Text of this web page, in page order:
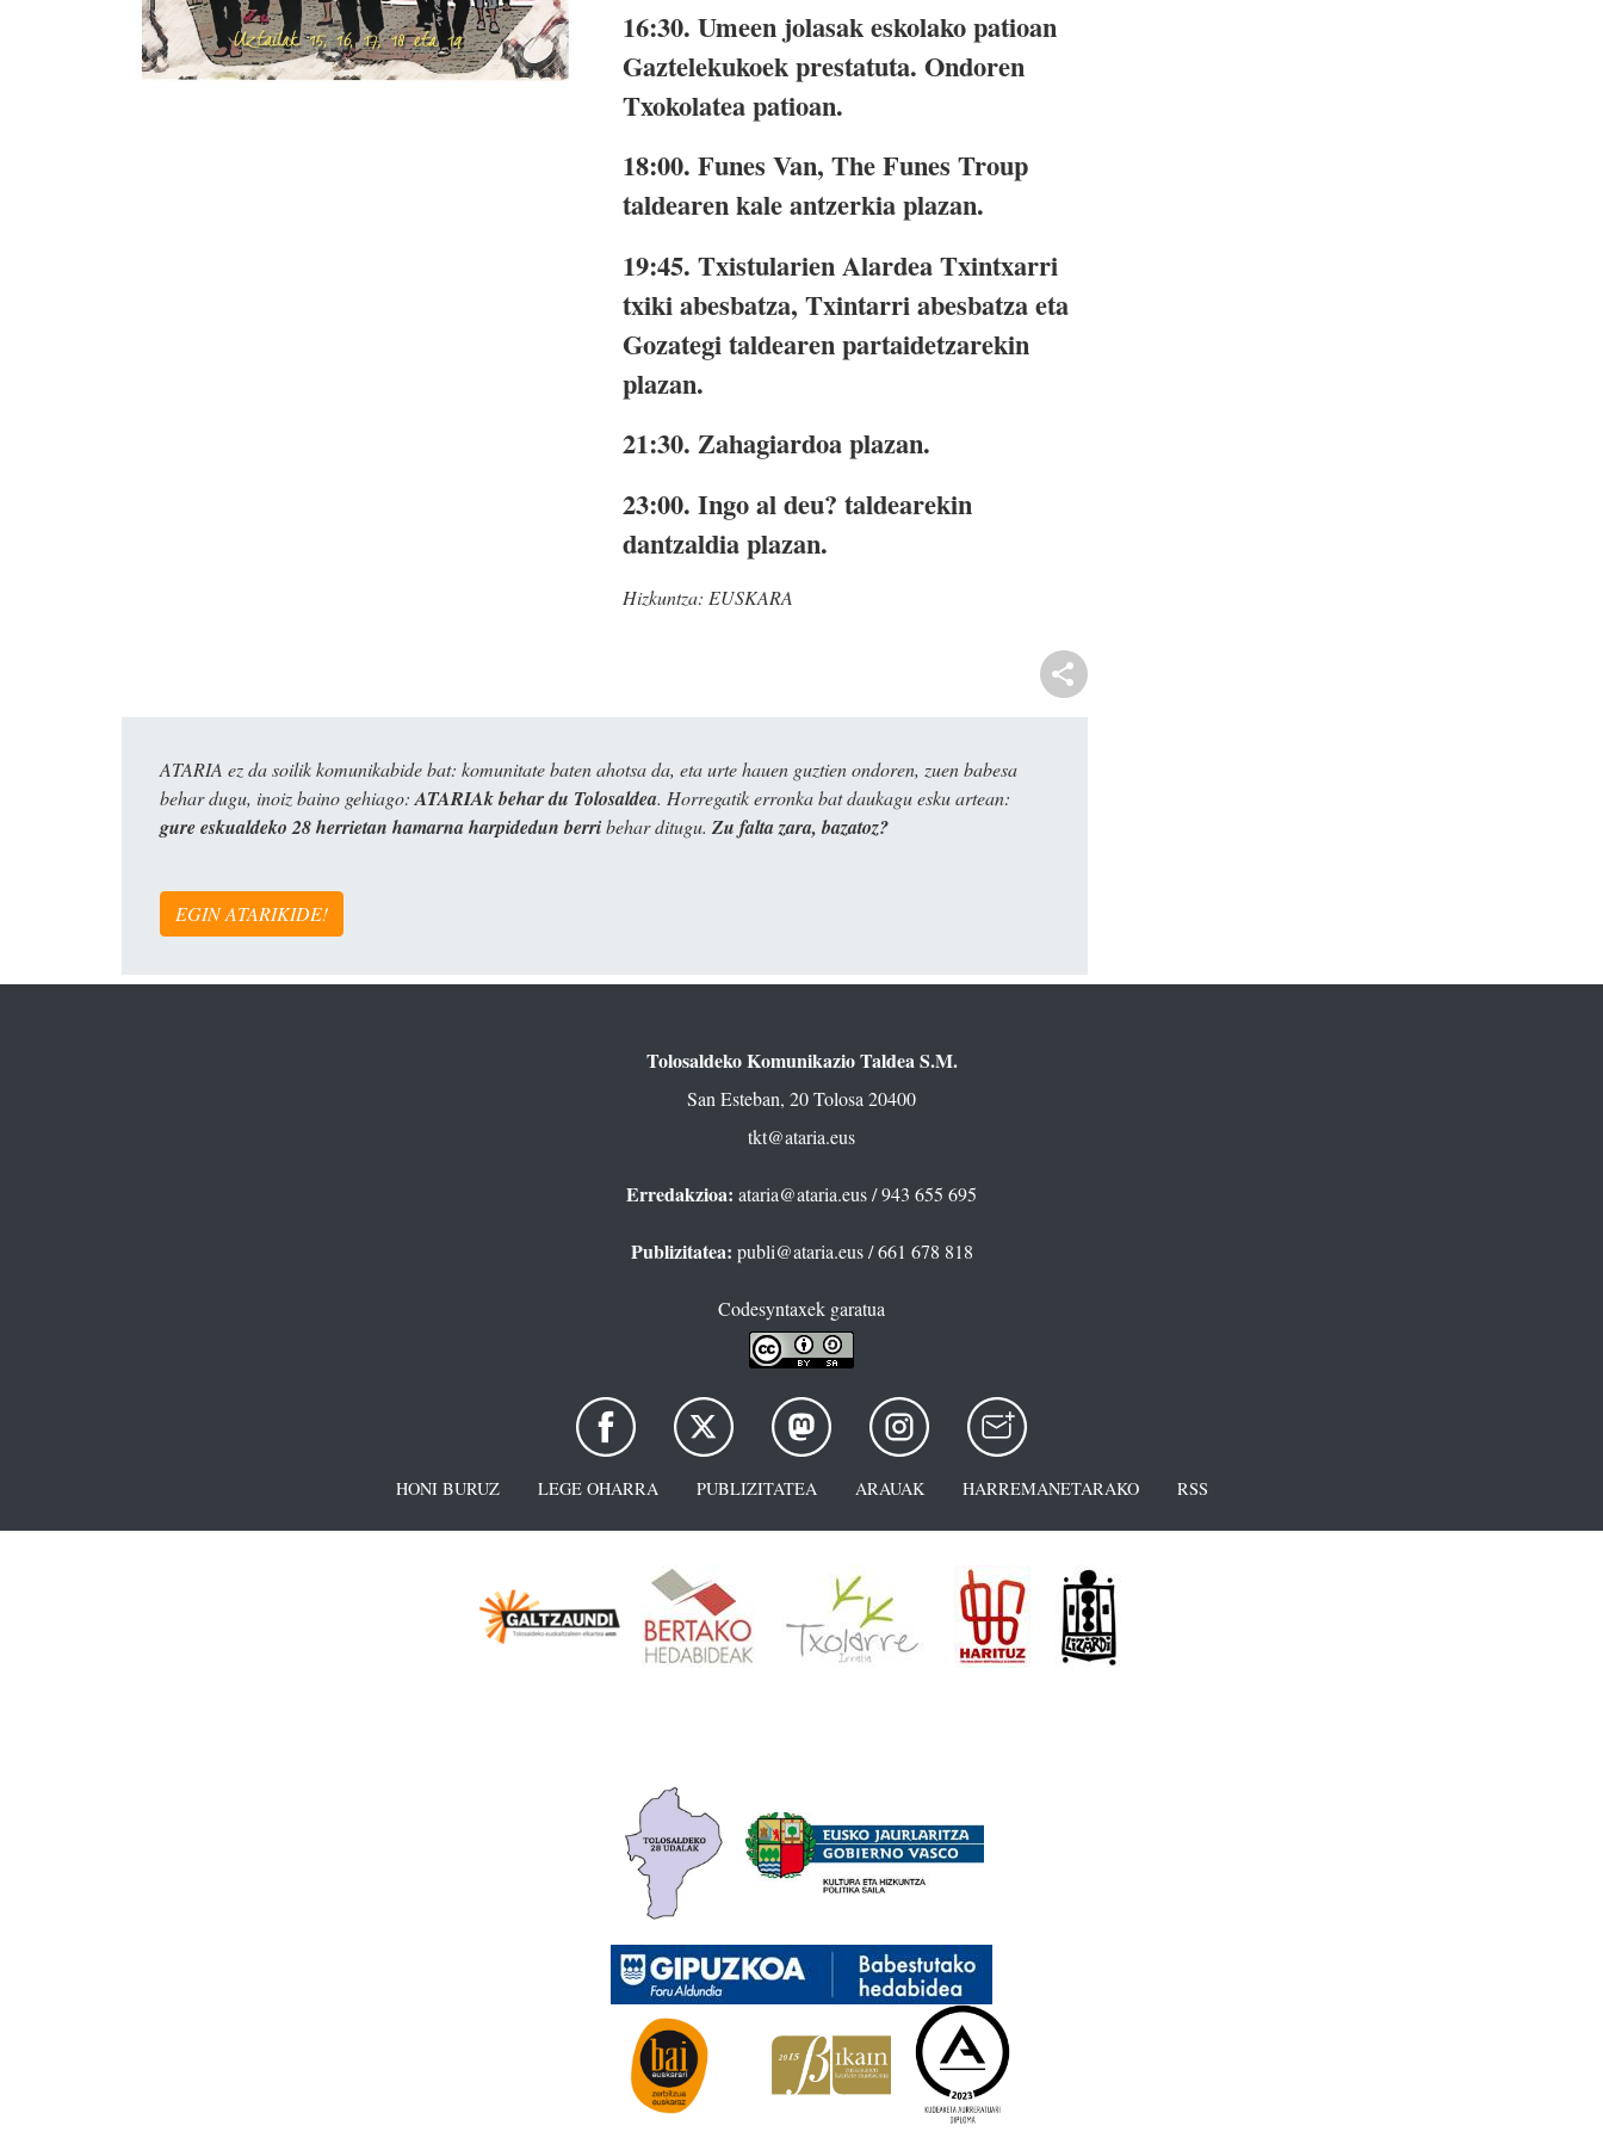
16:30. Umeen jolasak eskolako patioan
Gaztelekukoek prestatuta. Ondoren
Txokolatea patioan.
18:00. Funes Van, The Funes Troup
taldearen kale antzerkia plazan.
19:45. Txistularien Alardea Txintxarri
txiki abesbatza, Txintarri abesbatza eta
Gozategi taldearen partaidetzarekin
plazan.
21:30. Zahagiardoa plazan.
23:00. Ingo al deu? taldearekin
dantzaldia plazan.
Hizkuntza: EUSKARA
ATARIA ez da soilik komunikabide bat: komunitate baten ahotsa da, eta urte hauen guztien ondoren, zuen babesa
behar dugu, inoiz baino gehiago:ATARIAk behar du Tolosaldea. Horregatik erronka bat daukagu esku artean:
gure eskualdeko 28 herrietan hamarna harpidedun berribehar ditugu. Zu falta zara, bazatoz?
EGIN ATARIKIDE!
Tolosaldeko Komunikazio Taldea S.M.
San Esteban, 20 Tolosa 20400
tkt@ataria.eus
Erredakzioa: ataria@ataria.eus/ 943 655 695
Publizitatea: publi@ataria.eus/ 661 678 818
Codesyntaxek garatua
HONI BURUZ LEGE OHARRA PUBLIZITATEA ARAUAK HARREMANETARAKO RSS